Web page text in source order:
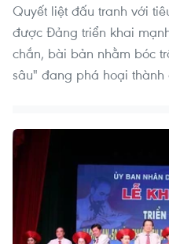
Quyết liệt đấu tranh với
được Đảng triển khai
chắn, bài bản nhằm bóc
sâu" đang phá hoại